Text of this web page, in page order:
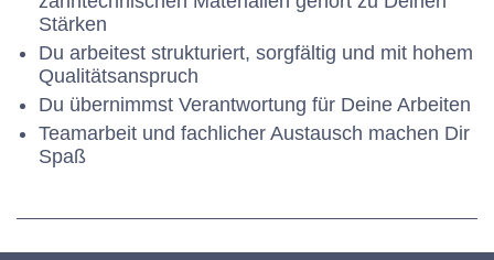
Stärken
Du arbeitest strukturiert, sorgfältig und mit hohem
Qualitätsanspruch
Du übernimmst Verantwortung für Deine Arbeiten
Teamarbeit und fachlicher Austausch machen Dir
Spaß